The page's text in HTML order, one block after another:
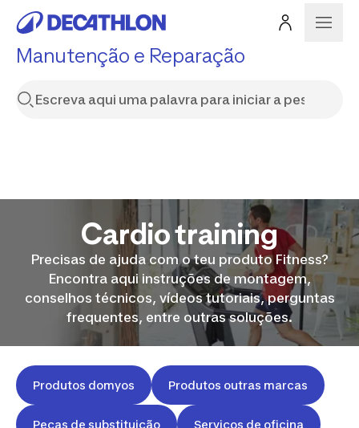
Manutenção e Reparação
Cardio training
Precisas de ajuda com o teu produto Fitness?
Encontra aqui instruções de montagem,
conselhos técnicos, vídeos tutoriais, perguntas
frequentes, entre outras soluções.
Produtos domyos Produtos outras marcas
Peças de substituição Serviços de oficina